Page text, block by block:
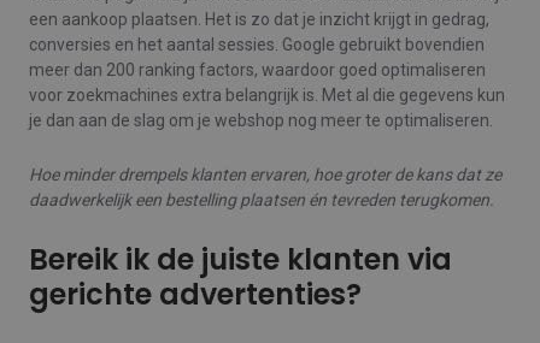
een aankoop plaatsen. Het is zo dat je inzicht krijgt in gedrag,
conversies en het aantal sessies. Google gebruikt bovendien
meer dan 200 ranking factors, waardoor goed optimaliseren
voor zoekmachines extra belangrijk is. Met al die gegevens kun
je dan aan de slag om je webshop nog meer te optimaliseren.
Hoe minder drempels klanten ervaren, hoe groter de kans dat ze
daadwerkelijk een bestelling plaatsen én tevreden terugkomen.
Bereik ik de juiste klanten via
gerichte advertenties?